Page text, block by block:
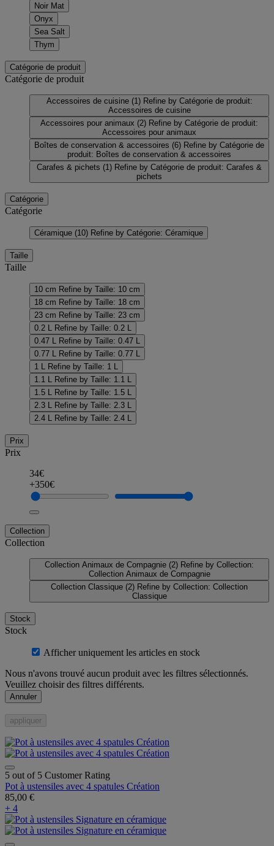
Noir Mat
Onyx
Sea Salt
Thym
Catégorie de produit
Catégorie de produit
Accessoires de cuisine (1) Refine by Catégorie de produit:
Accessoires de cuisine
Accessoires pour animaux (2) Refine by Catégorie de produit:
Accessoires pour animaux
Boîtes de conservation & accessoires (6) Refine by Catégorie de
produit: Boîtes de conservation & accessoires
Carafes & pichets (1) Refine by Catégorie de produit: Carafes &
pichets
Catégorie
Catégorie
Céramique (10) Refine by Catégorie: Céramique
Taille
Taille
10 cm Refine by Taille: 10 cm
18 cm Refine by Taille: 18 cm
23 cm Refine by Taille: 23 cm
0.2 L
Refine by Taille: 0.2 L
0.47 L
Refine by Taille: 0.47 L
0.77 L
Refine by Taille: 0.77 L
1 L
Refine by Taille: 1 L
1.1 L
Refine by Taille: 1.1 L
1.5 L
Refine by Taille: 1.5 L
2.3 L
Refine by Taille: 2.3 L
2.4 L
Refine by Taille: 2.4 L
Prix
Prix
34€
+350€
Collection
Collection
Collection Animaux de Compagnie (2) Refine by Collection:
Collection Animaux de Compagnie
Collection Classique (2) Refine by Collection: Collection
Classique
Stock
Stock
Afficher uniquement les articles en stock
Nous n'avons trouvé aucun produit avec les filtres sélectionnés.
Veuillez choisir des filtres différents.
Annuler
appliquer
5 out of 5 Customer Rating
Pot à ustensiles avec 4 spatules Création
85,00 €
+ 4